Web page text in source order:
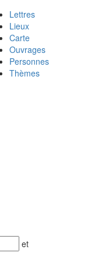
Lettres
Lieux
Carte
Ouvrages
Personnes
Thèmes
et